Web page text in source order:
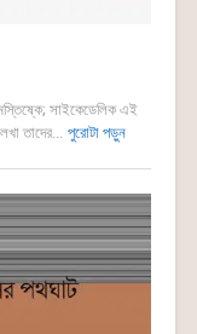
সাইকেডেলিক এই
তাদের... পুরোটা পড়ুন